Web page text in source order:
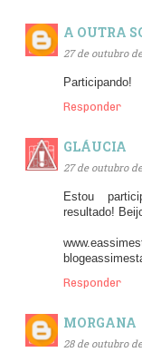
A OUTRA
27 de outubro
Participando!
Responder
GLÁUCIA
27 de outubro
Estou
resultado!
Responder
MORGANA
28 de outubro